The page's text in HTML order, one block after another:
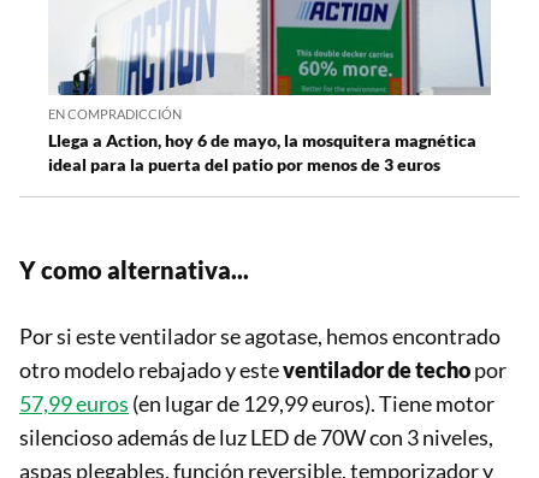
EN COMPRADICCIÓN
Llega a Action, hoy 6 de mayo, la mosquitera magnética
ideal para la puerta del patio por menos de 3 euros
Y como alternativa...
Por si este ventilador se agotase, hemos encontrado
otro modelo rebajado y esteventilador de techopor
57,99 euros (en lugar de 129,99 euros). Tiene motor
silencioso además de luz LED de 70W con 3 niveles,
aspas plegables, función reversible, temporizador y